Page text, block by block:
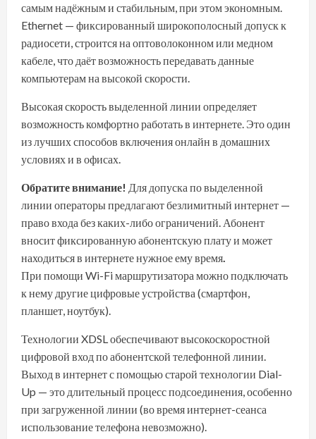
самым надёжным и стабильным, при этом экономным.
Ethernet — фиксированный широкополосный допуск к
радиосети, строится на оптоволоконном или медном
кабеле, что даёт возможность передавать данные
компьютерам на высокой скорости.
Высокая скорость выделенной линии определяет
возможность комфортно работать в интернете. Это один
из лучших способов включения онлайн в домашних
условиях и в офисах.
Обратите внимание! Для допуска по выделенной
линии операторы предлагают безлимитный интернет —
право входа без каких-либо ограничений. Абонент
вносит фиксированную абонентскую плату и может
находиться в интернете нужное ему время.
При помощи Wi-Fi маршрутизатора можно подключать
к нему другие цифровые устройства (смартфон,
планшет, ноутбук).
Технологии XDSL обеспечивают высокоскоростной
цифровой вход по абонентской телефонной линии.
Выход в интернет с помощью старой технологии Dial-
Up — это длительный процесс подсоединения, особенно
при загруженной линии (во время интернет-сеанса
использование телефона невозможно).